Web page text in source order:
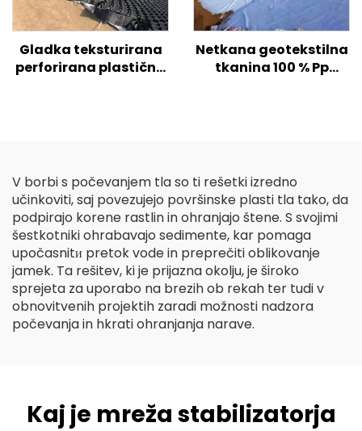
Gladka teksturirana
perforirana plastična
Netkana geotekstilna
tkanina 100 % Pp
V borbi s počevanjem tla so ti rešetki izredno
učinkoviti, saj povezujejo površinske plasti tla tako, da
podpirajo korene rastlin in ohranjajo štene. S svojimi
šestkotniki ohrabavajo sedimente, kar pomaga
upočasnitи pretok vode in preprečiti oblikovanje
jamek. Ta rešitev, ki je prijazna okolju, je široko
sprejeta za uporabo na brezih ob rekah ter tudi v
obnovitvenih projektih zaradi možnosti nadzora
počevanja in hkrati ohranjanja narave.
Kaj je mreža stabilizatorja